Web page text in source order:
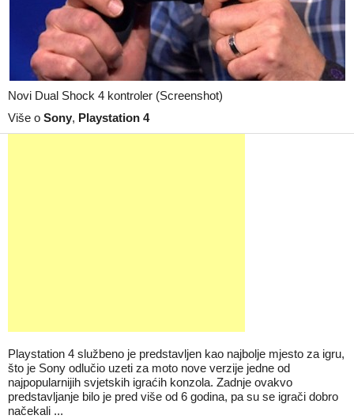
Novi Dual Shock 4 kontroler (Screenshot)
Više o Sony, Playstation 4
Playstation 4 službeno je predstavljen kao najbolje mjesto za igru,
što je Sony odlučio uzeti za moto nove verzije jedne od
najpopularnijih svjetskih igraćih konzola. Zadnje ovakvo
predstavljanje bilo je pred više od 6 godina, pa su se igrači dobro
načekali ...